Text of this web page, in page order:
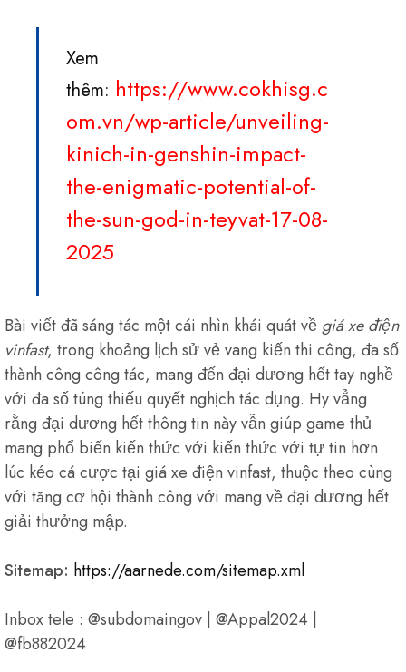
Xem
thêm: https://www.cokhisg.c
om.vn/wp-article/unveiling-
kinich-in-genshin-impact-
the-enigmatic-potential-of-
the-sun-god-in-teyvat-17-08-
2025
Bài viết đã sáng tác một cái nhìn khái quát vềgiá xe điện
vinfast, trong khoảng lịch sử vẻ vang kiến thi công, đa số
thành công công tác, mang đến đại dương hết tay nghề
với đa số túng thiếu quyết nghịch tác dụng. Hy vẳng
rằng đại dương hết thông tin này vẫn giúp game thủ
mang phổ biến kiến thức với kiến thức với tự tin hơn
lúc kéo cá cược tại giá xe điện vinfast, thuộc theo cùng
với tăng cơ hội thành công với mang về đại dương hết
giải thưởng mập.
Sitemap: https://aarnede.com/sitemap.xml
Inbox tele : @subdomaingov | @Appal2024 |
@fb882024